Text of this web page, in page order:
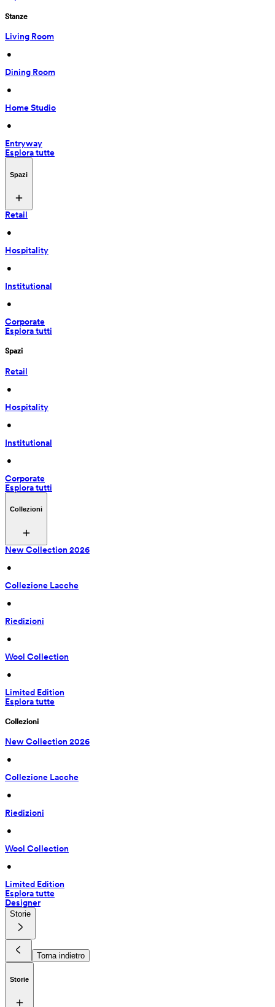
Stanze
Living Room
•
Dining Room
•
Home Studio
•
Entryway
Esplora tutte
Spazi
Retail
•
Hospitality
•
Institutional
•
Corporate
Esplora tutti
Spazi
Retail
•
Hospitality
•
Institutional
•
Corporate
Esplora tutti
Collezioni
New Collection 2026
•
Collezione Lacche
•
Riedizioni
•
Wool Collection
•
Limited Edition
Esplora tutte
Collezioni
New Collection 2026
•
Collezione Lacche
•
Riedizioni
•
Wool Collection
•
Limited Edition
Esplora tutte
Designer
Storie
Torna indietro
Storie